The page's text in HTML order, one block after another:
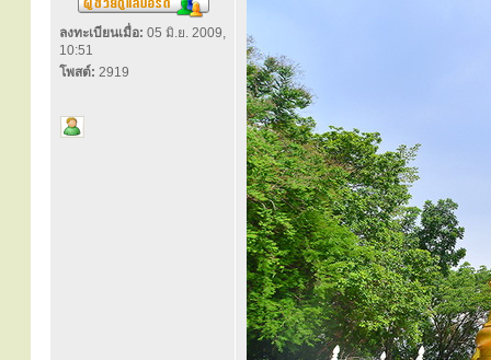
ลงทะเบียนเมื่อ: 05 มิ.ย. 2009,
10:51
โพสต์: 2919